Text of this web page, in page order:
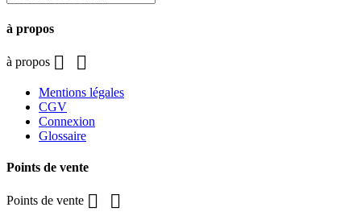
à propos
à propos  
Mentions légales
CGV
Connexion
Glossaire
Points de vente
Points de vente  